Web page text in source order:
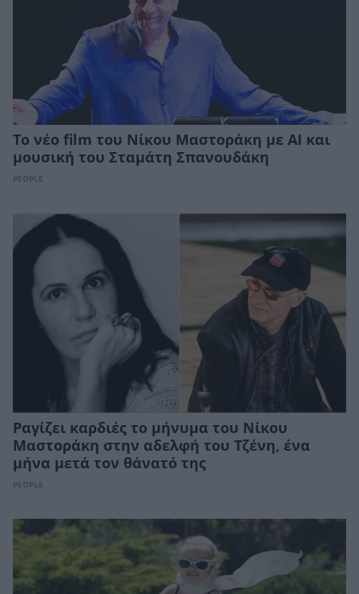
Το νέο film του Νίκου Μαστοράκη με ΑΙ και
μουσική του Σταμάτη Σπανουδάκη
PEOPLE
Ραγίζει καρδιές το μήνυμα του Νίκου
Μαστοράκη στην αδελφή του Τζένη, ένα
μήνα μετά τον θάνατό της
PEOPLE